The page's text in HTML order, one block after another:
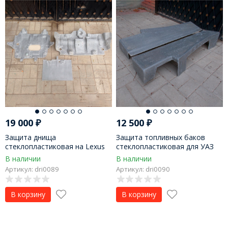
19 000 ₽
Защита днища
стеклопластиковая на Lexus
GX470 и Toyota Land Cruiser
Prado 120
В наличии
Артикул: dri0089
В корзину
12 500₽
Защита топливных баков
стеклопластиковая для УАЗ
3163 Patriot
В наличии
Артикул: dri0090
В корзину